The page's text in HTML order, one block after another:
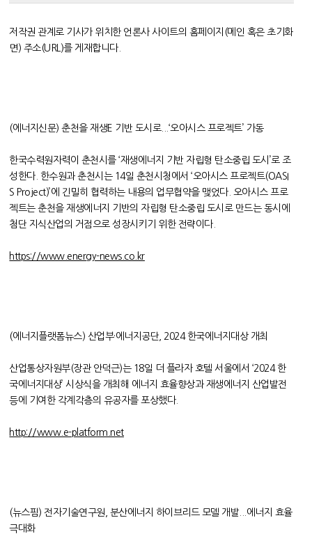
저작권 관계로 기사가 위치한 언론사 사이트의 홈페이지(메인 혹은 초기화
면) 주소(URL)를 게재합니다.
(에너지신문) 춘천을 재생E 기반 도시로...‘오아시스 프로젝트’ 가동
한국수력원자력이 춘천시를 ‘재생에너지 기반 자립형 탄소중립 도시’로 조
성한다. 한수원과 춘천시는 14일 춘천시청에서 ‘오아시스 프로젝트(OASI
S Project)’에 긴밀히 협력하는 내용의 업무협약을 맺었다. 오아시스 프로
젝트는 춘천을 재생에너지 기반의 자립형 탄소중립 도시로 만드는 동시에
첨단 지식산업의 거점으로 성장시키기 위한 전략이다.
https://www.energy-news.co.kr
(에너지플랫폼뉴스) 산업부·에너지공단, 2024 한국에너지대상 개최
산업통상자원부(장관 안덕근)는 18일 더 플라자 호텔 서울에서 ‘2024 한
국에너지대상’ 시상식을 개최해 에너지 효율향상과 재생에너지 산업발전
등에 기여한 각계각층의 유공자를 포상했다.
http://www.e-platform.net
(뉴스핌) 전자기술연구원, 분산에너지 하이브리드 모델 개발...에너지 효율
극대화